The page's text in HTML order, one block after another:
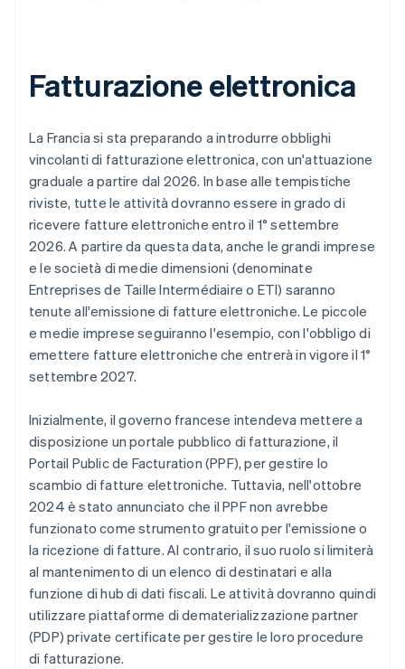
Fatturazione elettronica
La Francia si sta preparando a introdurre obblighi
vincolanti di fatturazione elettronica, con un'attuazione
graduale a partire dal 2026. In base alle tempistiche
riviste, tutte le attività dovranno essere in grado di
ricevere fatture elettroniche entro il 1° settembre
2026. A partire da questa data, anche le grandi imprese
e le società di medie dimensioni (denominate
Entreprises de Taille Intermédiaire o ETI) saranno
tenute all'emissione di fatture elettroniche. Le piccole
e medie imprese seguiranno l'esempio, con l'obbligo di
emettere fatture elettroniche che entrerà in vigore il 1°
settembre 2027.
Inizialmente, il governo francese intendeva mettere a
disposizione un portale pubblico di fatturazione, il
Portail Public de Facturation (PPF), per gestire lo
scambio di fatture elettroniche. Tuttavia, nell'ottobre
2024 è stato annunciato che il PPF non avrebbe
funzionato come strumento gratuito per l'emissione o
la ricezione di fatture. Al contrario, il suo ruolo si limiterà
al mantenimento di un elenco di destinatari e alla
funzione di hub di dati fiscali. Le attività dovranno quindi
utilizzare piattaforme di dematerializzazione partner
(PDP) private certificate per gestire le loro procedure
di fatturazione.
Australia
English
Austria
DeutschEnglish
Belgio
Nederlands Français